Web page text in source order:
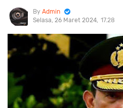
Admin
Selasa, 26 Maret 2024 17.28